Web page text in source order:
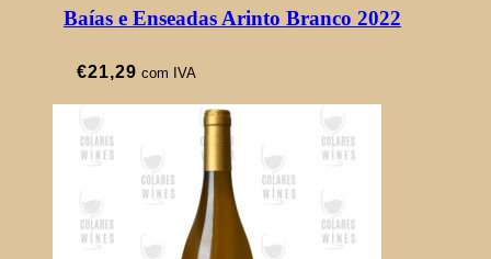
Baías e Enseadas Arinto Branco 2022
€21,29 com IVA